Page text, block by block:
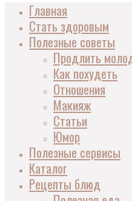
Главная
Стать здоровым
Полезные советы
Продлить
Как похудеть
Отношения
Макияж
Статьи
Юмор
Полезные сервисы
Каталог
Рецепты блюд